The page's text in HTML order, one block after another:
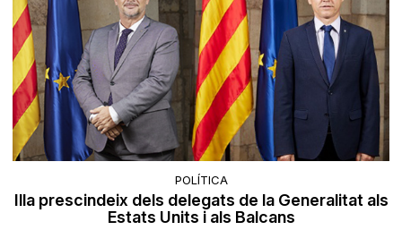
POLÍTICA
Illa prescindeix dels delegats de la Generalitat als
Estats Units i als Balcans